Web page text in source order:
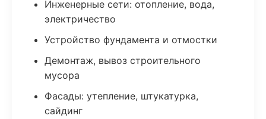
Инженерные сети: отопление, вода,
электричество
Устройство фундамента и отмостки
Демонтаж, вывоз строительного
мусора
Фасады: утепление, штукатурка,
сайдинг